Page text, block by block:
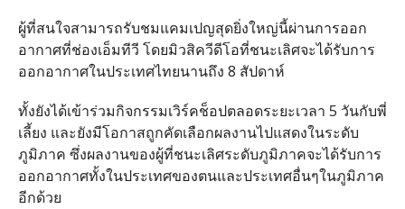
ผู้ที่สนใจสามารถรับชมแคมเปญสุดยิ่งใหญ่นี้ผ่านการออก
อากาศที่ช่องเอ็มทีวี โดยมิวสิควีดีโอที่ชนะเลิศจะได้รับการ
ออกอากาศในประเทศไทยนานถึง 8 สัปดาห์
ทั้งยังได้เข้าร่วมกิจกรรมเวิร์คช็อปตลอดระยะเวลา 5 วันกับพี่
เลี้ยง และยังมีโอกาสถูกคัดเลือกผลงานไปแสดงในระดับ
ภูมิภาค ซึ่งผลงานของผู้ที่ชนะเลิศระดับภูมิภาคจะได้รับการ
ออกอากาศทั้งในประเทศของตนและประเทศอื่นๆในภูมิภาค
อีกด้วย